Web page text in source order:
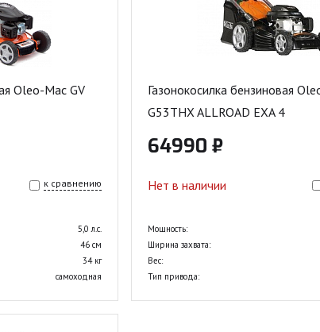
Oleo-Mac GV
к сравнению
5,0 л.с.
46 см
34 кг
самоходная
Газонокосилка бензиновая
G53THX ALLROAD EXA 4
64990 ₽
Нет в наличии
Мощность:
Ширина захвата:
Вес:
Тип привода: